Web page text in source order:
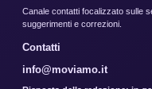
Canale contatti focalizzato sulle
suggerimenti e correzioni.
Contatti
info@moviamo.it